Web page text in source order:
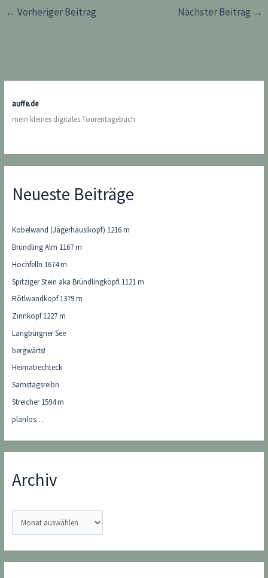
← Vorheriger Beitrag Nächster Beitrag →
auffe.de
mein kleines digitales Tourentagebuch
Neueste Beiträge
Kobelwand (Jägerhäuslkopf) 1216 m
Bründling Alm 1167 m
Hochfelln 1674 m
Spitziger Stein aka Bründlingköpfl 1121 m
Rötlwandkopf 1379 m
Zinnkopf 1227 m
Langbürgner See
bergwärts!
Heimatrechteck
Samstagsreibn
Streicher 1594 m
planlos…
Archiv
r
c
h